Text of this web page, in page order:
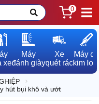
0
xe
Máy
đánh giày
Xe
quét rác
Máy dò
kim loại
hút bụi khô và ướt